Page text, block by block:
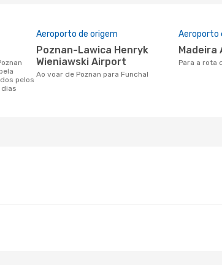
pelos
Aeroporto de origem
Poznan-Lawica Henryk
Wieniawski Airport
Ao voar de Poznan para Funchal
Aeroporto
Para a rota